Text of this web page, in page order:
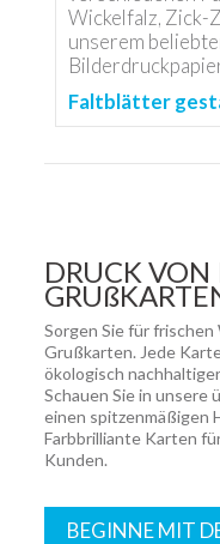
Wickelfalz, Zick-
unserem
Faltblätter
DRUCK
Sorgen Sie für
Grußkarten. Jede
ökologisch
Schauen Sie in unsere
einen spitzenmäßigen
Farbbrilliante Karten
Kunden.
BEGINNE MIT